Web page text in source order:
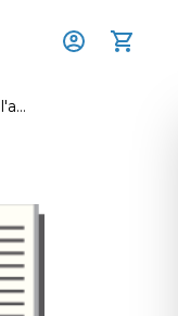
Grammaire pratique de l'anglais